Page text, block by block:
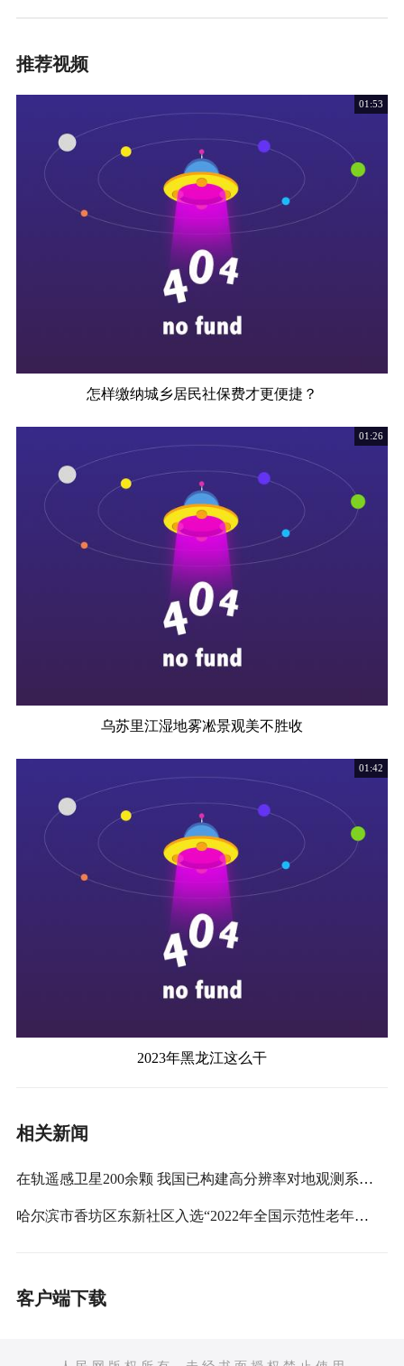
推荐视频
怎样缴纳城乡居民社保费才更便捷？
01:53
乌苏里江湿地雾凇景观美不胜收
01:26
2023年黑龙江这么干
01:42
相关新闻
在轨遥感卫星200余颗 我国已构建高分辨率对地观测系统骨干网
哈尔滨市香坊区东新社区入选“2022年全国示范性老年友好型社区”
客户端下载